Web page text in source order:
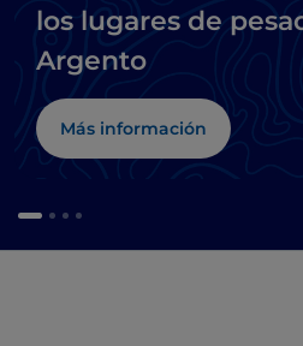
los lugares de
Argento
Más información